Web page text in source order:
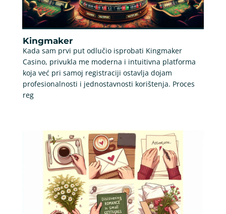
Kingmaker
Kada sam prvi put odlučio isprobati Kingmaker
Casino, privukla me moderna i intuitivna platforma
koja već pri samoj registraciji ostavlja dojam
profesionalnosti i jednostavnosti korištenja. Proces
reg